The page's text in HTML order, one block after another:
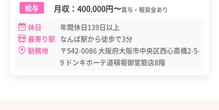
給与
月収： 400,000円〜賞与・報奨金あり
休日
年間休日139日以上
最寄り駅 なんば駅から徒歩で3分
勤務地
〒542-0086 大阪府大阪市中央区西心斎橋2-5-
9 ドンキホーテ道頓堀御堂筋店8階